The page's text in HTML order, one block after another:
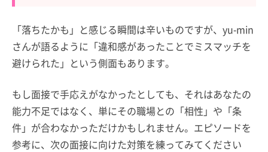
「落ちたかも」と感じる瞬間は辛いものですが、yu-min
さんが語るように「違和感があったことでミスマッチを
避けられた」という側面もあります。
もし面接で手応えがなかったとしても、それはあなたの
能力不足ではなく、単にその職場との「相性」や「条
件」が合わなかっただけかもしれません。エピソードを
参考に、次の面接に向けた対策を練ってみてください